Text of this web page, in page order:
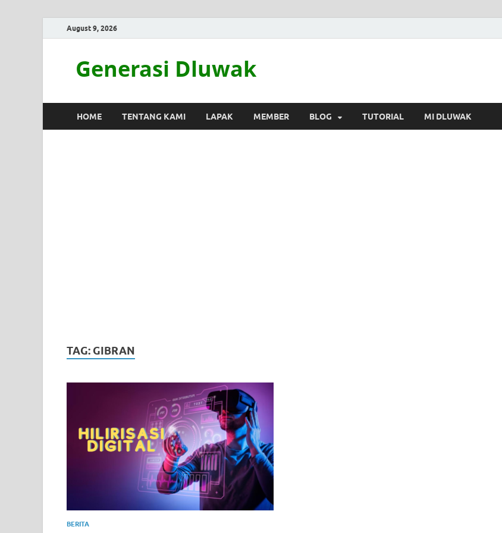
August 9, 2026
Generasi Dluwak
HOME TENTANG KAMI LAPAK MEMBER BLOG TUTORIAL MI DLUWAK
TAG: GIBRAN
BERITA